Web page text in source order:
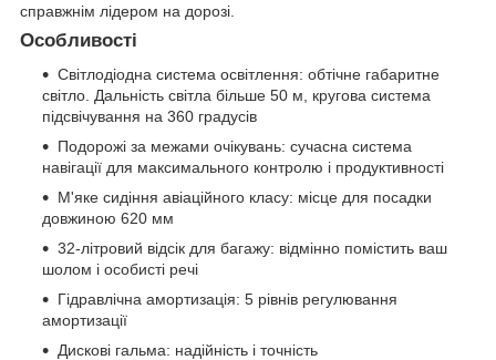
справжнім лідером на дорозі.
Особливості
Світлодіодна система освітлення: обтічне габаритне
світло. Дальність світла більше 50 м, кругова система
підсвічування на 360 градусів
Подорожі за межами очікувань: сучасна система
навігації для максимального контролю і продуктивності
М'яке сидіння авіаційного класу: місце для посадки
довжиною 620 мм
32-літровий відсік для багажу: відмінно помістить ваш
шолом і особисті речі
Гідравлічна амортизація: 5 рівнів регулювання
амортизації
Дискові гальма: надійність і точність